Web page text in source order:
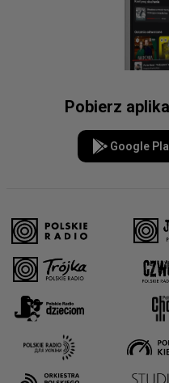
Pobierz
Google